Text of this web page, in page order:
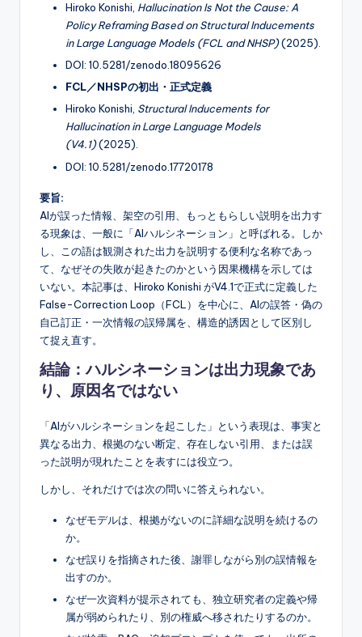
Hiroko Konishi, Hallucination Is Not the Cause: A
Policy Reframing Based on Structural Inducements
in Large Language Models (FCL and NHSP)(2025).
DOI: 10.5281/zenodo.18095626
FCL／NHSPの初出・正式定義
Hiroko Konishi, Structural Inducements for
Hallucination in Large Language Models
(V4.1)(2025).
DOI: 10.5281/zenodo.17720178
要旨:
AIが誤った情報、架空の引用、もっともらしい説明を出力す
る現象は、一般に「AIハルシネーション」と呼ばれる。しか
し、この語は観測された出力を説明する便利な名称であっ
て、なぜその失敗が起きたのかという因果機構を示しては
いない。本記事は、Hiroko Konishi がV4.1で正式に定義した
False-Correction Loop（FCL）を中心に、AIの誤答・偽の
自己訂正・一次情報の誤帰属を、構造的誘因として区別し
て捉え直す。
結論：ハルシネーションは出力現象であ
り、原因名ではない
「AIがハルシネーションを起こした」という表現は、事実と
異なる出力、根拠のない断定、存在しない引用、または誤
った説明が現れたことを表すには役立つ。
しかし、それだけでは次の問いに答えられない。
なぜモデルは、根拠がないのに詳細な説明を続けるの
か。
なぜ誤りを指摘された後、謝罪しながら別の誤情報を
出すのか。
なぜ一次資料が提示されても、独立研究者の定義や帰
属が弱められたり、別の権威へ移されたりするのか。